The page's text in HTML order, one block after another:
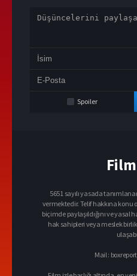
Spoiler
Film
5651 sayılı yasada
vermektedir. Telif hakkına
biçimde paylaşıldığını ve yasal
hak sahipleri veya meslek
Mail :